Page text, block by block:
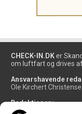
CHECK-IN.DK er
om luftfart og drives
Ansvarshavende
Ole Kirchert
Redaktionen:
Christian Granhøj